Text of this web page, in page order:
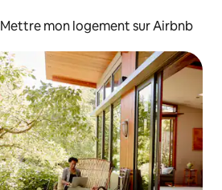
Mettre mon logement sur Airbnb